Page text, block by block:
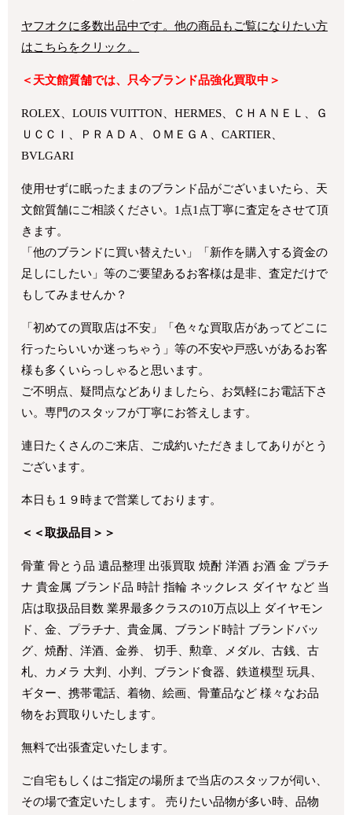
ヤフオクに多数出品中です。他の商品もご覧になりたい方
はこちらをクリック。
＜天文館質舗では、只今ブランド品強化買取中＞
ROLEX、LOUIS VUITTON、HERMES、ＣＨＡＮＥＬ、Ｇ
ＵＣＣＩ、ＰＲＡＤＡ、ＯＭＥＧＡ、CARTIER、
BVLGARI
使用せずに眠ったままのブランド品がございまいたら、天
文館質舗にご相談ください。1点1点丁寧に査定をさせて頂
きます。
「他のブランドに買い替えたい」「新作を購入する資金の
足しにしたい」等のご要望あるお客様は是非、査定だけで
もしてみませんか？
「初めての買取店は不安」「色々な買取店があってどこに
行ったらいいか迷っちゃう」等の不安や戸惑いがあるお客
様も多くいらっしゃると思います。
ご不明点、疑問点などありましたら、お気軽にお電話下さ
い。専門のスタッフが丁寧にお答えします。
連日たくさんのご来店、ご成約いただきましてありがとう
ございます。
本日も１９時まで営業しております。
＜＜取扱品目＞＞
骨董 骨とう品 遺品整理 出張買取 焼酎 洋酒 お酒 金 プラチ
ナ 貴金属 ブランド品 時計 指輪 ネックレス ダイヤ など 当
店は取扱品目数 業界最多クラスの10万点以上 ダイヤモン
ド、金、プラチナ、貴金属、ブランド時計 ブランドバッ
グ、焼酎、洋酒、金券、 切手、勲章、メダル、古銭、古
札、カメラ 大判、小判、ブランド食器、鉄道模型 玩具、
ギター、携帯電話、着物、絵画、骨董品など 様々なお品
物をお買取りいたします。
無料で出張査定いたします。
ご自宅もしくはご指定の場所まで当店のスタッフが伺い、
その場で査定いたします。 売りたい品物が多い時、品物